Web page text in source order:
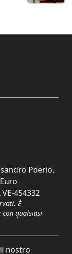
Poerio,
VE-454332
È
con qualsiasi
nostro